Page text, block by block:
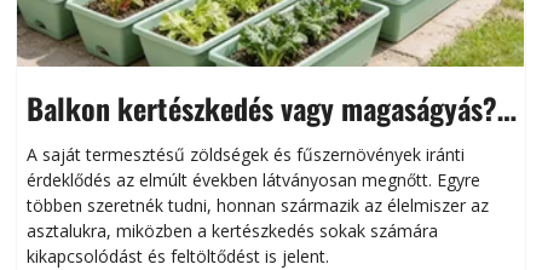
Balkon kertészkedés vagy magaságyás?
Helytakarékos kertészkedés
A saját termesztésű zöldségek és fűszernövények iránti
érdeklődés az elmúlt években látványosan megnőtt. Egyre
többen szeretnék tudni, honnan származik az élelmiszer az
asztalukra, miközben a kertészkedés sokak számára
kikapcsolódást és feltöltődést is jelent.